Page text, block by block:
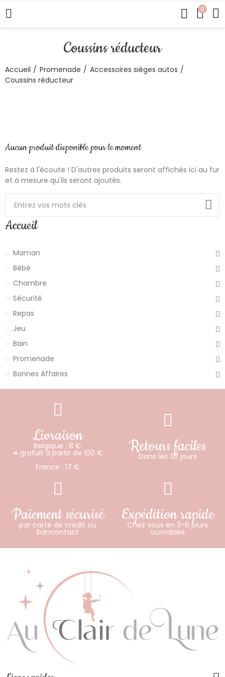
0
Coussins réducteur
Accueil Promenade
Accessoires sièges autos
Coussins réducteur
Aucun produit disponible pour le moment
Restez à l'écoute ! D'autres produits seront affichés ici au fur
et à mesure qu'ils seront ajoutés.
Accueil
Maman
Bébé
Chambre
Sécurité
Repas
Jeu
Bain
Promenade
Bonnes Affaires
Livraison
Belgique : 8 €
➜ gratuit à partir de 100 €
France : 17 €
Retours faciles
Dans les 30 jours
Paiement sécurisé
par carte de crédit ou
bancontact
Expédition rapide
Chez vous en 3-6 jours
ouvrables